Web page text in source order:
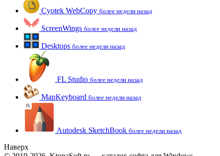
Cyotek WebCopy более недели назад
ScreenWings более недели назад
Desktops более недели назад
FL Studio более недели назад
MapKeyboard более недели назад
Autodesk SketchBook более недели назад
Наверх